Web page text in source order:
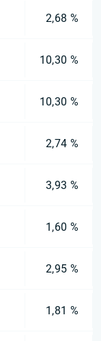
2,68 %
10,30 %
10,30 %
2,74 %
3,93 %
1,60 %
2,95 %
1,81 %